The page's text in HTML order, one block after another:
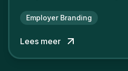
Employer Branding
Lees meer